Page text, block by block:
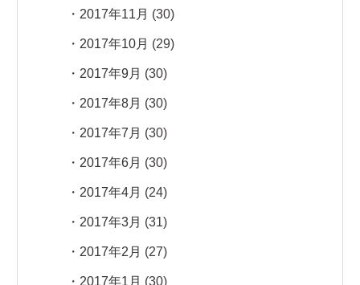
2017年11月 (30)
2017年10月 (29)
2017年9月 (30)
2017年8月 (30)
2017年7月 (30)
2017年6月 (30)
2017年4月 (24)
2017年3月 (31)
2017年2月 (27)
2017年1月 (30)